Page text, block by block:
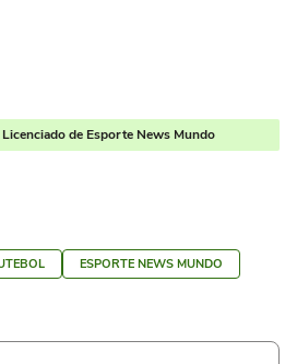
de Esporte News Mundo
ESPORTE NEWS MUNDO